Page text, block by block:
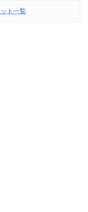
ト一覧